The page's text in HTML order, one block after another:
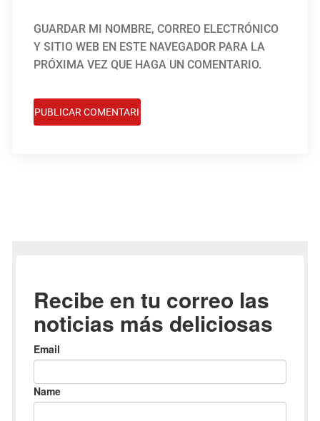
GUARDAR MI NOMBRE, CORREO ELECTRÓNICO
Y SITIO WEB EN ESTE NAVEGADOR PARA LA
PRÓXIMA VEZ QUE HAGA UN COMENTARIO.